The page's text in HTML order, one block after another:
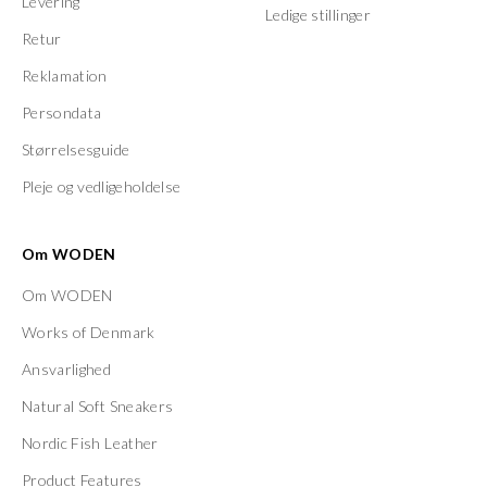
Retur
Reklamation
Persondata
Størrelsesguide
Pleje og vedligeholdelse
Ledige stillinger
Om WODEN
Om WODEN
Works of Denmark
Ansvarlighed
Natural Soft Sneakers
Nordic Fish Leather
Product Features